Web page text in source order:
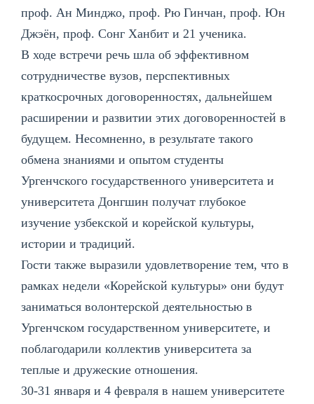
проф. Ан Минджо, проф. Рю Гинчан, проф. Юн
Джэён, проф. Сонг Ханбит и 21 ученика.
В ходе встречи речь шла об эффективном
сотрудничестве вузов, перспективных
краткосрочных договоренностях, дальнейшем
расширении и развитии этих договоренностей в
будущем. Несомненно, в результате такого
обмена знаниями и опытом студенты
Ургенчского государственного университета и
университета Донгшин получат глубокое
изучение узбекской и корейской культуры,
истории и традиций.
Гости также выразили удовлетворение тем, что в
рамках недели «Корейской культуры» они будут
заниматься волонтерской деятельностью в
Ургенчском государственном университете, и
поблагодарили коллектив университета за
теплые и дружеские отношения.
30-31 января и 4 февраля в нашем университете